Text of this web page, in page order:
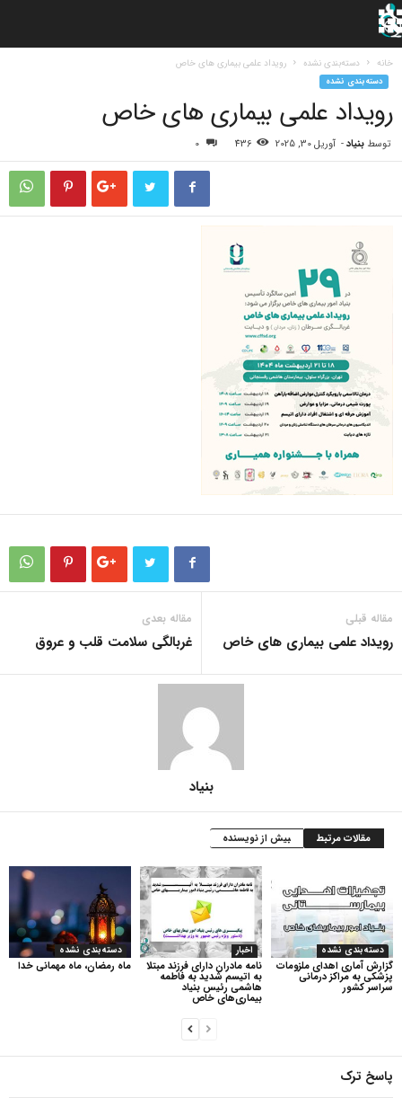
خانه دسته‌بندی نشده رویداد علمی بیماری های خاص
دسته‌بندی نشده
رویداد علمی بیماری های خاص
توسط بنیاد- آوریل 30, 2025 436
0
مقاله قبلی
رویداد علمی بیماری های خاص
مقاله بعدی
غربالگی سلامت قلب و عروق
بنیاد
مقالات مرتبط بیش از نویسنده
دسته‌بندی نشده
ماه رمضان، ماه مهمانی خدا
اخبار
نامه مادران دارای فرزند مبتلا
به اتیسم شدید به فاطمه
هاشمی رئیس بنیاد
بیماری‌های خاص
دسته‌بندی نشده
گزارش آماری اهدای ملزومات
پزشکی به مراکز درمانی
سراسر کشور
پاسخ ترک